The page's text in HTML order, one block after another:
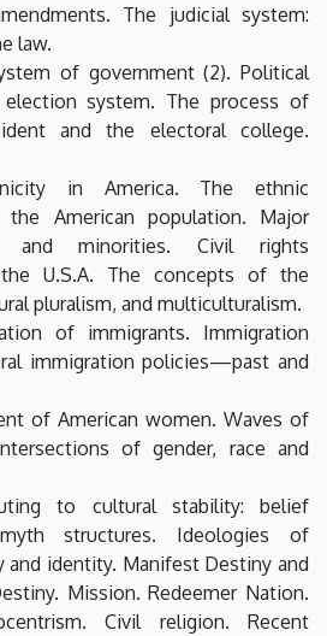
The judicial system:
law.
of government (2). Political
system. The process of
and the electoral college.
in America. The ethnic
American population. Major
and minorities. Civil rights
U.S.A. The concepts of the
pluralism, and multiculturalism.
of immigrants. Immigration
immigration policies—past and
of American women. Waves of
of gender, race and
to cultural stability: belief
structures. Ideologies of
and identity. Manifest Destiny and
Mission. Redeemer Nation.
Civil religion. Recent